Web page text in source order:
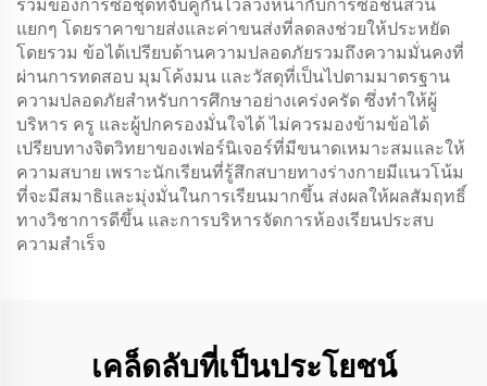
รวมของการซื้อชุดที่จับคู่กันไว้ล่วงหน้ากับการซื้อชิ้นส่วน
แยกๆ โดยราคาขายส่งและค่าขนส่งที่ลดลงช่วยให้ประหยัด
โดยรวม ข้อได้เปรียบด้านความปลอดภัยรวมถึงความมั่นคงที่
ผ่านการทดสอบ มุมโค้งมน และวัสดุที่เป็นไปตามมาตรฐาน
ความปลอดภัยสำหรับการศึกษาอย่างเคร่งครัด ซึ่งทำให้ผู้
บริหาร ครู และผู้ปกครองมั่นใจได้ ไม่ควรมองข้ามข้อได้
เปรียบทางจิตวิทยาของเฟอร์นิเจอร์ที่มีขนาดเหมาะสมและให้
ความสบาย เพราะนักเรียนที่รู้สึกสบายทางร่างกายมีแนวโน้ม
ที่จะมีสมาธิและมุ่งมั่นในการเรียนมากขึ้น ส่งผลให้ผลสัมฤทธิ์
ทางวิชาการดีขึ้น และการบริหารจัดการห้องเรียนประสบ
ความสำเร็จ
เคล็ดลับที่เป็นประโยชน์